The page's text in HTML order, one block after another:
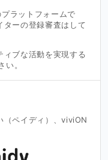
ラットフォームで
ターの登録審査はして
ィブな活動を実現する
い。
（ペイディ）、viviON